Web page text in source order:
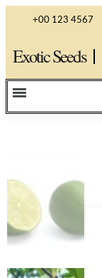
+00 123 4567
Exotic Seeds